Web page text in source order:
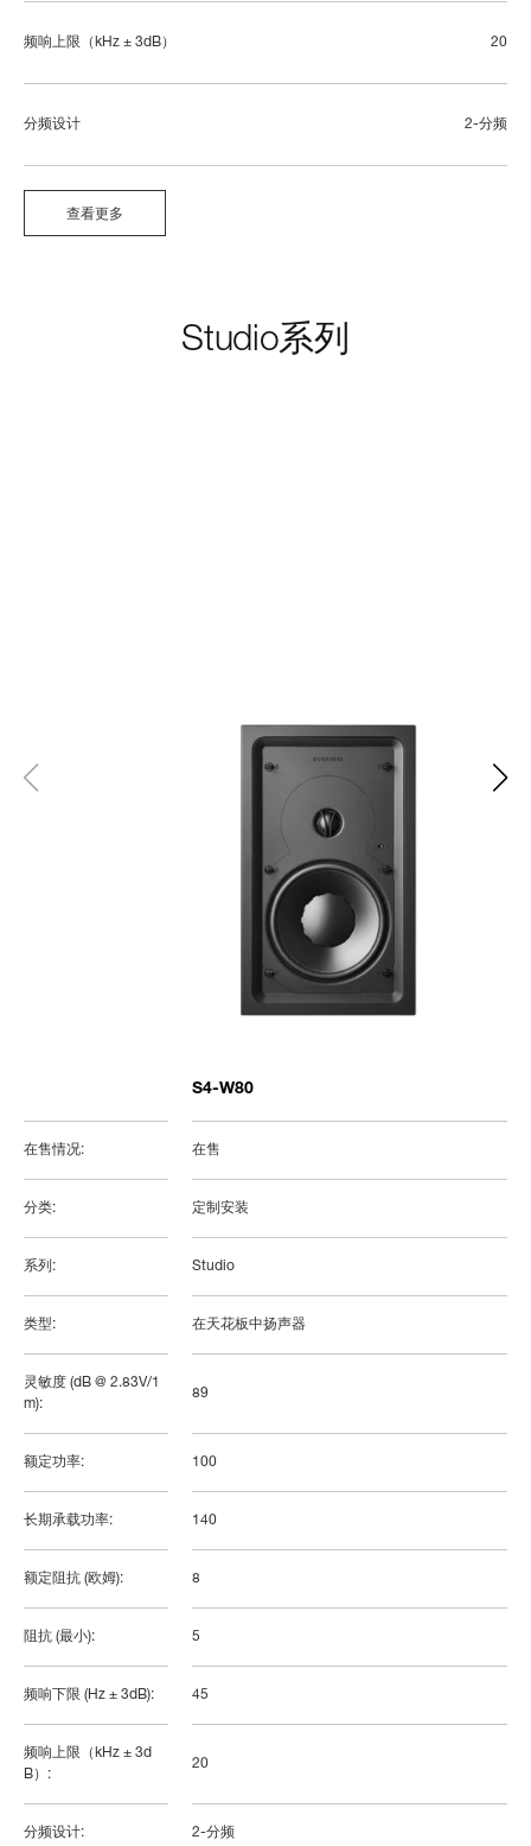
频响上限（kHz ± 3dB） 20
分频设计 2-分频
查看更多
Studio系列
在售情况:
分类:
系列:
类型:
灵敏度 (dB @ 2.83V/1
m):
额定功率:
长期承载功率:
额定阻抗 (欧姆):
阻抗 (最小):
频响下限 (Hz ± 3dB):
频响上限（kHz ± 3d
B）:
分频设计:
S4-W80
在售
定制安装
Studio
在天花板中扬声器
89
100
140
8
5
45
20
2-分频